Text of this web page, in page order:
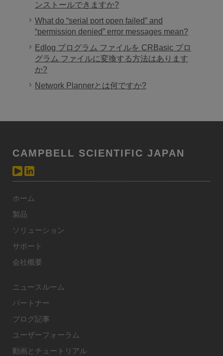
ンストールできますか?
What do “serial port open failed” and
“permission denied” error messages mean?
Edlog プログラム ファイルを CRBasic プロ
グラム ファイルに変換する方法はあります
か?
Network Plannerとは何ですか?
CAMPBELL SCIENTIFIC JAPAN
ホーム
製品
ソリューション
サポート
会社概要
ニュースルーム
パートナー
ブログ記事
ユーザーフォーラム
動画とチュートリアル